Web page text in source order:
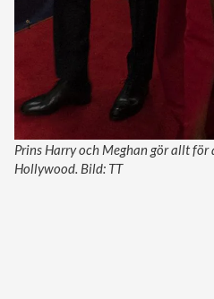
Prins Harry och Meghan gör allt
Hollywood. Bild: TT